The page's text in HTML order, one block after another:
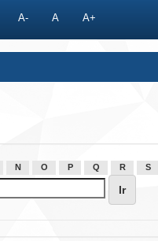
A- A A+
N O P Q R S